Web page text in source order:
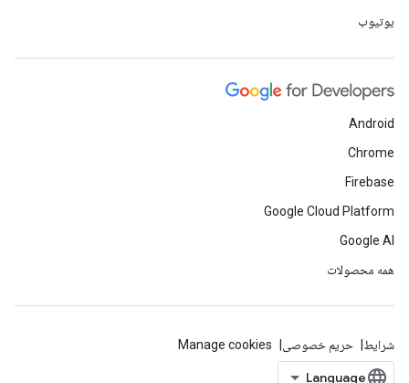
یوتیوب
Android
Chrome
Firebase
Google Cloud Platform
Google AI
همه محصولات
شرایط حریم خصوصی Manage cookies